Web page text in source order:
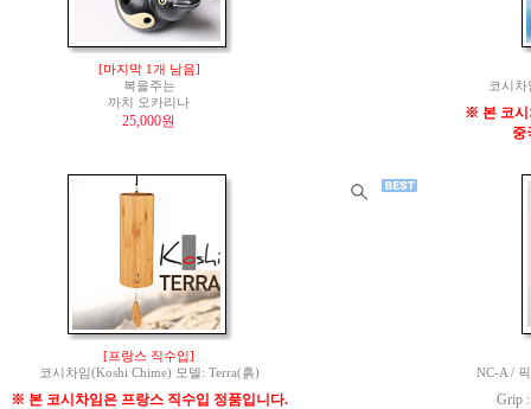
[마지막 1개 남음]
복을주는
까치 오카리나
25,000원
코시
※ 본 코시
중
[프랑스 직수입]
코시차임(Koshi Chime) 모델: Terra(흙)
※ 본 코시차임은 프랑스 직수입 정품입니다.
NC-A /
Grip